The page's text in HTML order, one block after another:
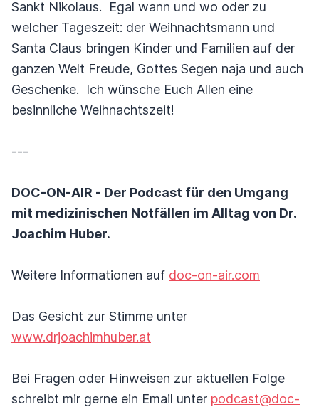
Sankt Nikolaus. Egal wann und wo oder zu
welcher Tageszeit: der Weihnachtsmann und
Santa Claus bringen Kinder und Familien auf der
ganzen Welt Freude, Gottes Segen naja und auch
Geschenke. Ich wünsche Euch Allen eine
besinnliche Weihnachtszeit!
---
DOC-ON-AIR - Der Podcast für den Umgang
mit medizinischen Notfällen im Alltag von Dr.
Joachim Huber.
Weitere Informationen auf doc-on-air.com
Das Gesicht zur Stimme unter
www.drjoachimhuber.at
Bei Fragen oder Hinweisen zur aktuellen Folge
schreibt mir gerne ein Email unter podcast@doc-